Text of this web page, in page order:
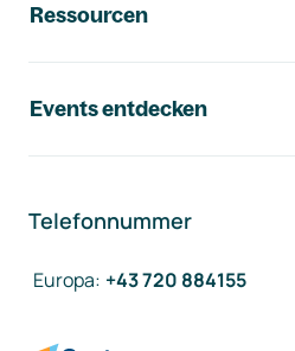
Ressourcen
Events entdecken
Telefonnummer
Europa: +43 720 884155